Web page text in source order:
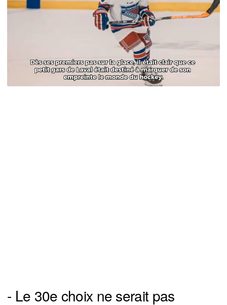
- Le 30e choix ne serait pas